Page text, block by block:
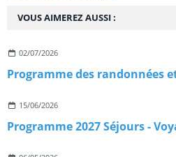
VOUS AIMEREZ AUSSI :
02/07/2026
15/06/2026